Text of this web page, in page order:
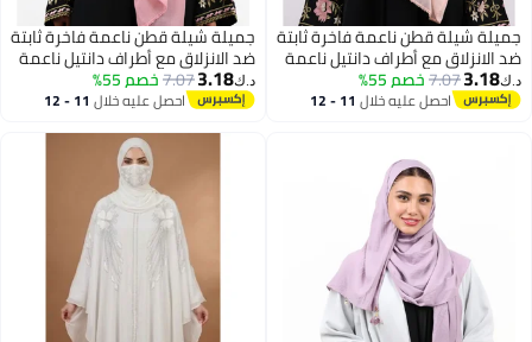
جميلة شيلة قطن ناعمة فاخرة ثابتة
ضد الانزلاق مع أطراف دانتيل ناعمة
(خوخي ناعم / كورال فاتح)
د.ك‏3.18
7.07خصم 55%
احصل عليه خلال 11 - 12
جميلة شيلة قطن ناعمة فاخرة ثابتة
ضد الانزلاق مع أطراف دانتيل ناعمة
(وردي فاتح / بلش بينك)
د.ك‏3.18
7.07خصم 55%
احصل عليه خلال 11 - 12